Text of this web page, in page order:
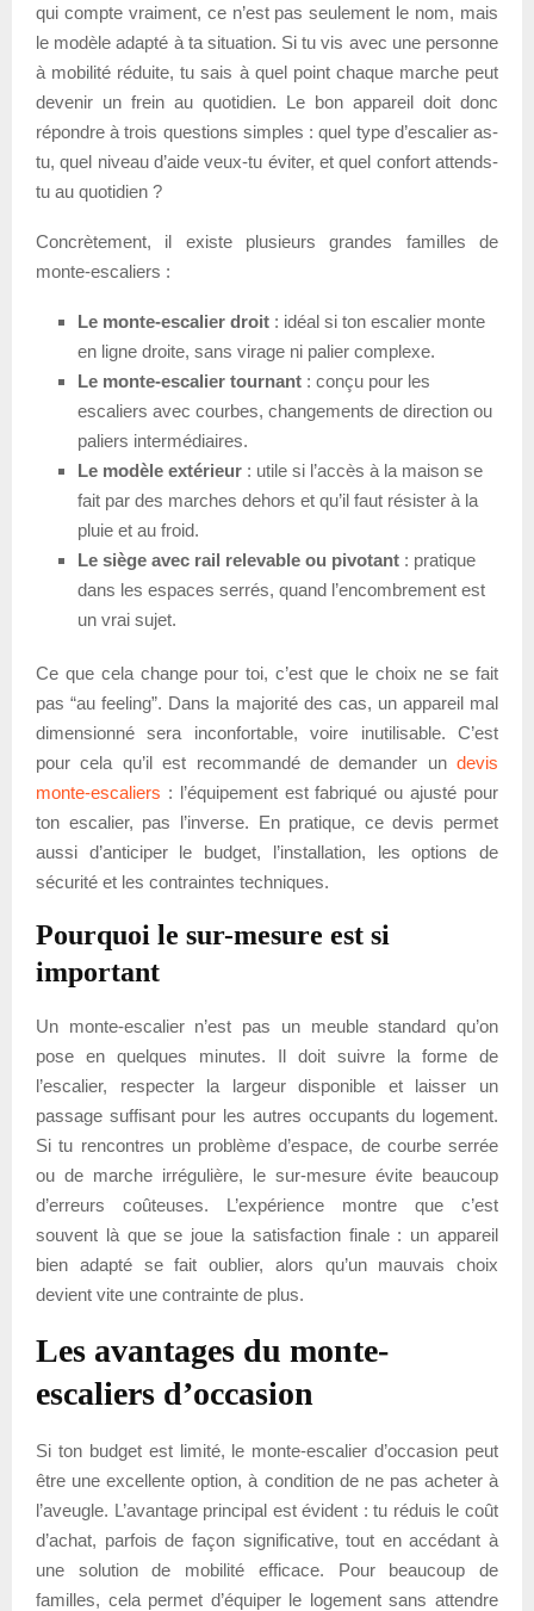
qui compte vraiment, ce n’est pas seulement le nom, mais
le modèle adapté à ta situation. Si tu vis avec une personne
à mobilité réduite, tu sais à quel point chaque marche peut
devenir un frein au quotidien. Le bon appareil doit donc
répondre à trois questions simples : quel type d’escalier as-
tu, quel niveau d’aide veux-tu éviter, et quel confort attends-
tu au quotidien ?
Concrètement, il existe plusieurs grandes familles de
monte-escaliers :
Le monte-escalier droit : idéal si ton escalier monte
en ligne droite, sans virage ni palier complexe.
Le monte-escalier tournant : conçu pour les
escaliers avec courbes, changements de direction ou
paliers intermédiaires.
Le modèle extérieur : utile si l’accès à la maison se
fait par des marches dehors et qu’il faut résister à la
pluie et au froid.
Le siège avec rail relevable ou pivotant : pratique
dans les espaces serrés, quand l’encombrement est
un vrai sujet.
Ce que cela change pour toi, c’est que le choix ne se fait
pas “au feeling”. Dans la majorité des cas, un appareil mal
dimensionné sera inconfortable, voire inutilisable. C’est
pour cela qu’il est recommandé de demander un devis
monte-escaliers : l’équipement est fabriqué ou ajusté pour
ton escalier, pas l’inverse. En pratique, ce devis permet
aussi d’anticiper le budget, l’installation, les options de
sécurité et les contraintes techniques.
Pourquoi le sur-mesure est si
important
Un monte-escalier n’est pas un meuble standard qu’on
pose en quelques minutes. Il doit suivre la forme de
l’escalier, respecter la largeur disponible et laisser un
passage suffisant pour les autres occupants du logement.
Si tu rencontres un problème d’espace, de courbe serrée
ou de marche irrégulière, le sur-mesure évite beaucoup
d’erreurs coûteuses. L’expérience montre que c’est
souvent là que se joue la satisfaction finale : un appareil
bien adapté se fait oublier, alors qu’un mauvais choix
devient vite une contrainte de plus.
Les avantages du monte-
escaliers d’occasion
Si ton budget est limité, le monte-escalier d’occasion peut
être une excellente option, à condition de ne pas acheter à
l’aveugle. L’avantage principal est évident : tu réduis le coût
d’achat, parfois de façon significative, tout en accédant à
une solution de mobilité efficace. Pour beaucoup de
familles, cela permet d’équiper le logement sans attendre